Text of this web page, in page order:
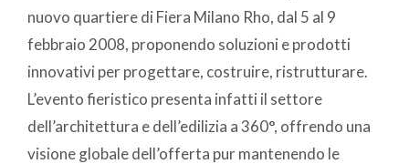
nuovo quartiere di Fiera Milano Rho, dal 5 al 9
febbraio 2008, proponendo soluzioni e prodotti
innovativi per progettare, costruire, ristrutturare.
L’evento fieristico presenta infatti il settore
dell’architettura e dell’edilizia a 360°, offrendo una
visione globale dell’offerta pur mantenendo le